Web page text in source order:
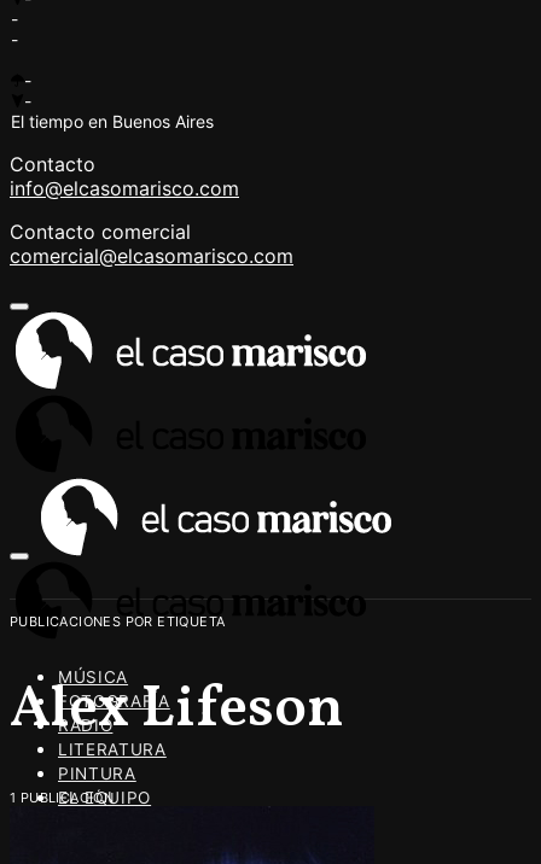
-
-
-
-
El tiempo en Buenos Aires
Contacto
info@elcasomarisco.com
Contacto comercial
comercial@elcasomarisco.com
MÚSICA
FOTOGRAFÍA
RADIO
LITERATURA
PINTURA
EL EQUIPO
PUBLICACIONES POR ETIQUETA
Alex Lifeson
1 PUBLICACIÓN